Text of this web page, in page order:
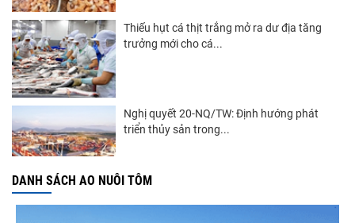
Thiếu hụt cá thịt trắng mở ra dư địa tăng
trưởng mới cho cá...
Nghị quyết 20-NQ/TW: Định hướng phát
triển thủy sản trong...
DANH SÁCH AO NUÔI TÔM